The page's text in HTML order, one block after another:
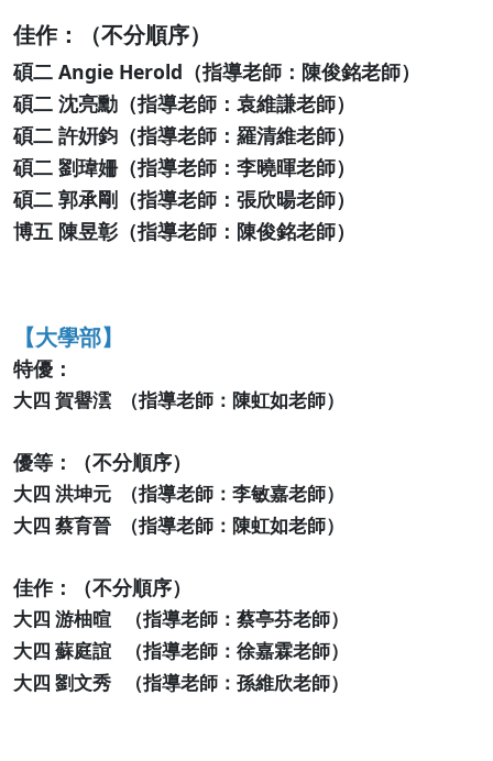
佳作：（不分順序）
碩二 ​Angie Herold（指導老師：​​陳俊銘老師）
​碩二 ​沈亮勳（指導老師：​袁維謙老師）
​碩二 ​許姸鈞（指導老師：​羅清維老師）
碩二 ​劉瑋姍（指導老師：​​李曉暉老師）
碩二 郭承剛（指導老師：張欣暘老師）
博五 陳昱彰（指導老師：​陳俊銘老師）
【大學部】
特優：
大四 賀譽澐 （指導老師：陳虹如老師）
優等：（不分順序）
大四 洪坤元 （指導老師：李敏嘉老師）
大四 蔡育晉 （指導老師：陳虹如老師）
佳作：（不分順序）
大四 游柚暄 （指導老師：蔡亭芬老師）
大四 蘇庭誼 （指導老師：徐嘉霖老師）
大四 劉文秀 （指導老師：孫維欣老師）